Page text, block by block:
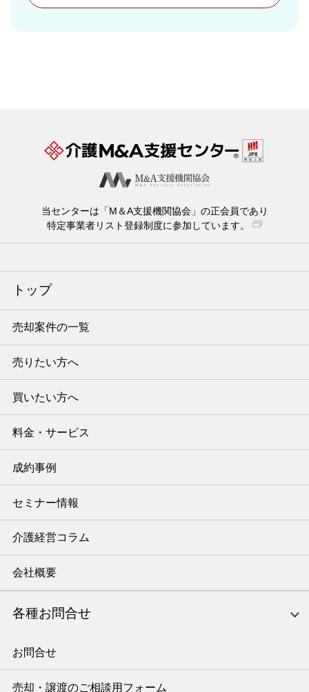
当センターは「M＆A支援機関協会」の正会員であり
特定事業者リスト登録制度に参加しています。
トップ
売却案件の一覧
売りたい方へ
買いたい方へ
料金・サービス
成約事例
セミナー情報
介護経営コラム
会社概要
各種お問合せ
お問合せ
売却・譲渡のご相談用フォーム